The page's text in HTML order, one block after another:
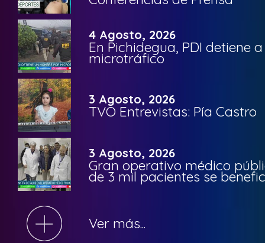
4 Agosto, 2026
En Pichidegua, PDI detiene
microtráfico
3 Agosto, 2026
TVO Entrevistas: Pía Castro
3 Agosto, 2026
Gran operativo médico
de 3 mil pacientes se
Ver más...